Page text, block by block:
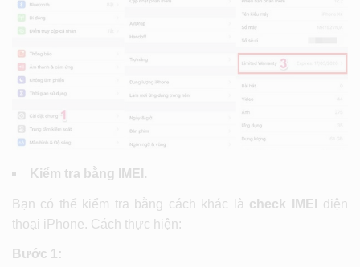
Kiểm tra bằng IMEI.
Bạn có thể kiểm tra bằng cách khác là check IMEI
điện
thoại iPhone. Cách thực hiện:
Bước 1: